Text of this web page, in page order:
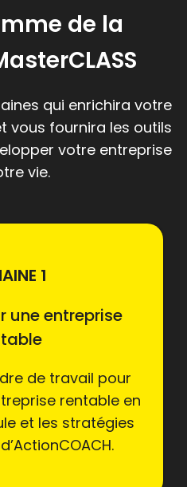
de la
qui enrichira votre
vous fournira les outils
votre entreprise
vie.
1
une entreprise
de travail pour
rentable en
et les stratégies